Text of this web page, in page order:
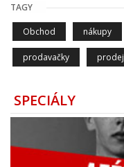
TAGY
Obchod nákupy
prodavačky prodej
SPECIÁLY